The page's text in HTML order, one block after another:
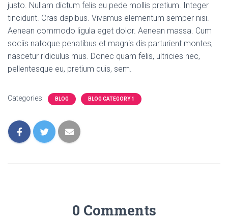
justo. Nullam dictum felis eu pede mollis pretium. Integer
tincidunt. Cras dapibus. Vivamus elementum semper nisi.
Aenean commodo ligula eget dolor. Aenean massa. Cum
sociis natoque penatibus et magnis dis parturient montes,
nascetur ridiculus mus. Donec quam felis, ultricies nec,
pellentesque eu, pretium quis, sem.
Categories: BLOG BLOG CATEGORY 1
0 Comments